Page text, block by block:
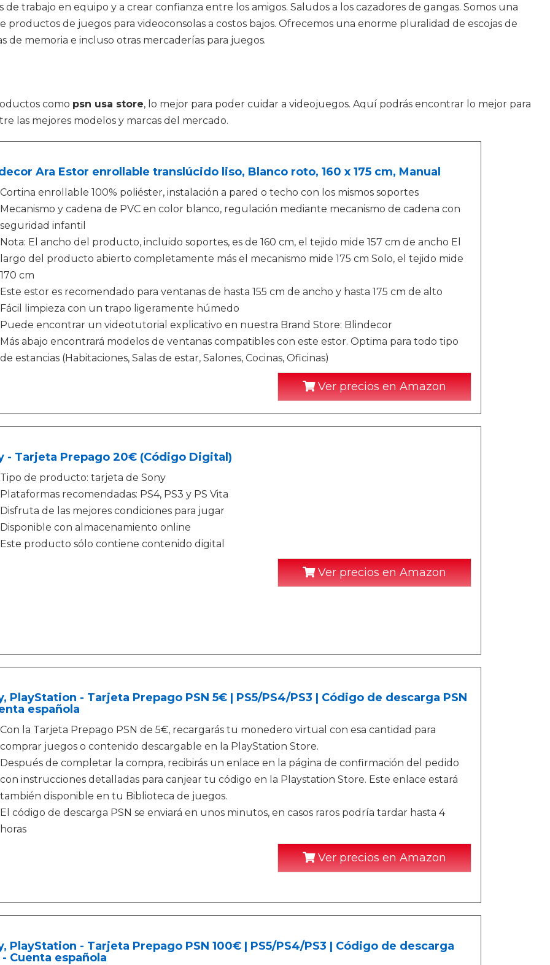
trabajo en equipo y a crear confianza entre los amigos. Saludos a los cazadores de gangas. Somos una
de juegos para videoconsolas a costos bajos. Ofrecemos una enorme pluralidad de escojas de
de memoria e incluso otras mercaderías para juegos.
como psn usa store, lo mejor para poder cuidar a videojuegos. Aquí podrás encontrar lo mejor para
las mejores modelos y marcas del mercado.
Ara Estor enrollable translúcido liso, Blanco roto, 160 x 175 cm, Manual
Cortina enrollable 100% poliéster, instalación a pared o techo con los mismos soportes
Mecanismo y cadena de PVC en color blanco, regulación mediante mecanismo de cadena con
seguridad infantil
Nota: El ancho del producto, incluido soportes, es de 160 cm, el tejido mide 157 cm de ancho El
largo del producto abierto completamente más el mecanismo mide 175 cm Solo, el tejido mide
170 cm
Este estor es recomendado para ventanas de hasta 155 cm de ancho y hasta 175 cm de alto
Fácil limpieza con un trapo ligeramente húmedo
Puede encontrar un videotutorial explicativo en nuestra Brand Store: Blindecor
Más abajo encontrará modelos de ventanas compatibles con este estor. Optima para todo tipo
de estancias (Habitaciones, Salas de estar, Salones, Cocinas, Oficinas)
Ver precios en Amazon
- Tarjeta Prepago 20€ (Código Digital)
Tipo de producto: tarjeta de Sony
Plataformas recomendadas: PS4, PS3 y PS Vita
Disfruta de las mejores condiciones para jugar
Disponible con almacenamiento online
Este producto sólo contiene contenido digital
Ver precios en Amazon
PlayStation - Tarjeta Prepago PSN 5€ | PS5/PS4/PS3 | Código de descarga PSN
española
Con la Tarjeta Prepago PSN de 5€, recargarás tu monedero virtual con esa cantidad para
comprar juegos o contenido descargable en la PlayStation Store.
Después de completar la compra, recibirás un enlace en la página de confirmación del pedido
con instrucciones detalladas para canjear tu código en la Playstation Store. Este enlace estará
también disponible en tu Biblioteca de juegos.
El código de descarga PSN se enviará en unos minutos, en casos raros podría tardar hasta 4
horas
Ver precios en Amazon
PlayStation - Tarjeta Prepago PSN 100€ | PS5/PS4/PS3 | Código de descarga
- Cuenta española